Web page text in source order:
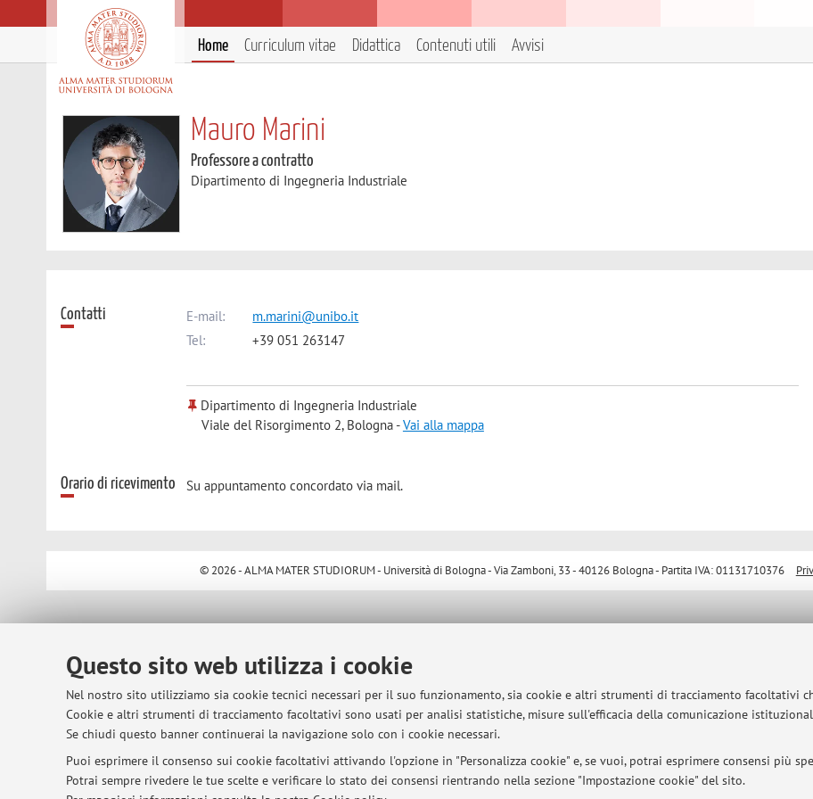
Questo sito web utilizza i cookie
Nel nostro sito utilizziamo sia cookie tecnici necessari per il suo funzionamento, sia cookie e altri strumenti di tracciamento facoltativi
Cookie e altri strumenti di tracciamento facoltativi sono usati per analisi statistiche, misure sull'efficacia della comunicazione
Se chiudi questo banner continuerai la navigazione solo con i cookie necessari.
Puoi esprimere il consenso sui cookie facoltativi attivando l'opzione in "Personalizza cookie" e, se vuoi, potrai esprimere consensi più
Potrai sempre rivedere le tue scelte e verificare lo stato dei consensi rientrando nella sezione "Impostazione cookie" del sito.
Home Curriculum vitae Didattica Contenuti utili Avvisi
Mauro Marini
Professore a contratto
Dipartimento di Ingegneria Industriale
Contatti E-mail:
m.marini@unibo.it
Tel:
+39 051 263147
Dipartimento di Ingegneria Industriale
Viale del Risorgimento 2, Bologna -Vai alla mappa
Orario di ricevimento Su appuntamento concordato via mail.
© 2026 - ALMA MATER STUDIORUM - Università di Bologna - Via Zamboni, 33 - 40126 Bologna - Partita IVA: 01131710376